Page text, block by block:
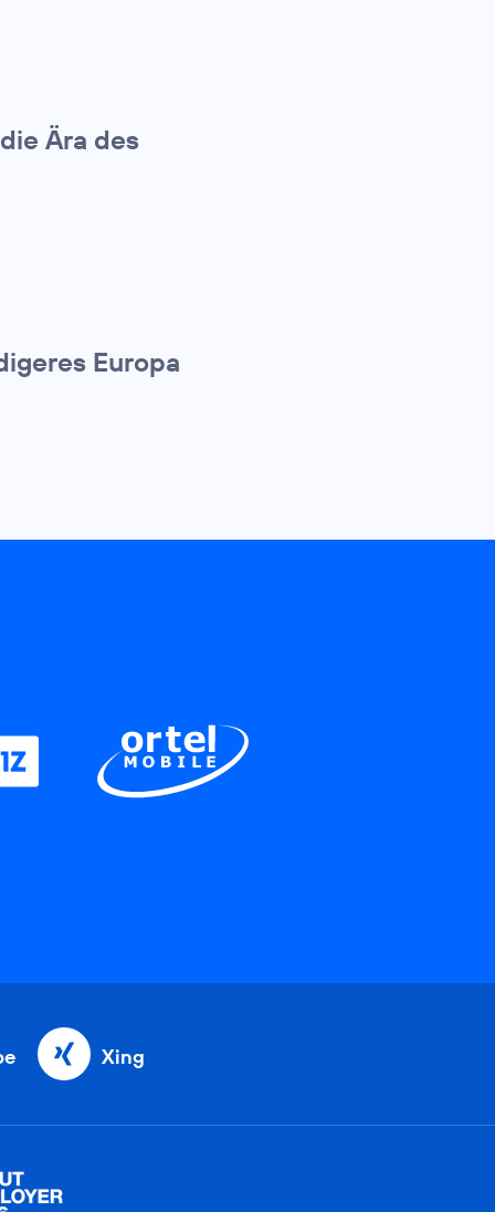
Ära des
Europa
Xing